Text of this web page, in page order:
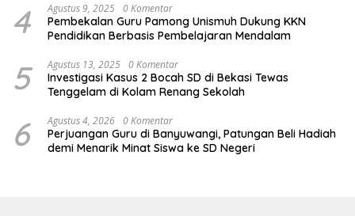
4 Agustus 9, 2025 0 Komentar
Pembekalan Guru Pamong Unismuh Dukung KKN
Pendidikan Berbasis Pembelajaran Mendalam
5 Agustus 13, 2025 0 Komentar
Investigasi Kasus 2 Bocah SD di Bekasi Tewas
Tenggelam di Kolam Renang Sekolah
6 Agustus 4, 2026 0 Komentar
Perjuangan Guru di Banyuwangi, Patungan Beli Hadiah
demi Menarik Minat Siswa ke SD Negeri